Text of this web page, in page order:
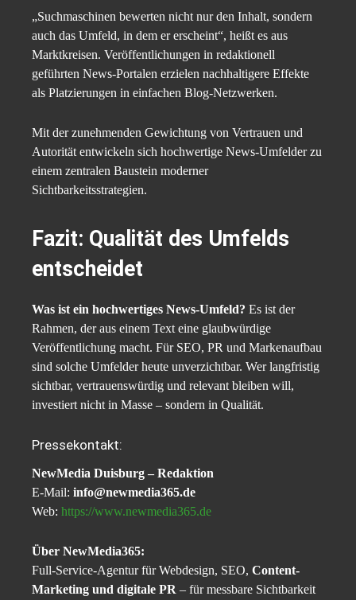
„Suchmaschinen bewerten nicht nur den Inhalt, sondern
auch das Umfeld, in dem er erscheint“, heißt es aus
Marktkreisen. Veröffentlichungen in redaktionell
geführten News-Portalen erzielen nachhaltigere Effekte
als Platzierungen in einfachen Blog-Netzwerken.
Mit der zunehmenden Gewichtung von Vertrauen und
Autorität entwickeln sich hochwertige News-Umfelder zu
einem zentralen Baustein moderner
Sichtbarkeitsstrategien.
Fazit: Qualität des Umfelds
entscheidet
Was ist ein hochwertiges News-Umfeld? Es ist der
Rahmen, der aus einem Text eine glaubwürdige
Veröffentlichung macht. Für SEO, PR und Markenaufbau
sind solche Umfelder heute unverzichtbar. Wer langfristig
sichtbar, vertrauenswürdig und relevant bleiben will,
investiert nicht in Masse – sondern in Qualität.
Pressekontakt:
NewMedia Duisburg – Redaktion
E-Mail: info@newmedia365.de
Web: https://www.newmedia365.de
Über NewMedia365:
Full-Service-Agentur für Webdesign, SEO, Content-
Marketing und digitale PR – für messbare Sichtbarkeit